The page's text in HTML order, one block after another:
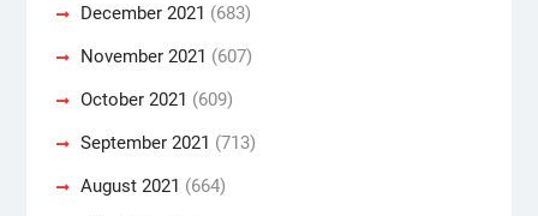
December 2021 (683)
November 2021 (607)
October 2021 (609)
September 2021 (713)
August 2021 (664)